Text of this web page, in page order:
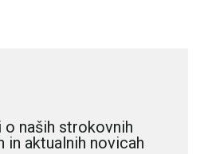
naših strokovnih
in aktualnih novicah